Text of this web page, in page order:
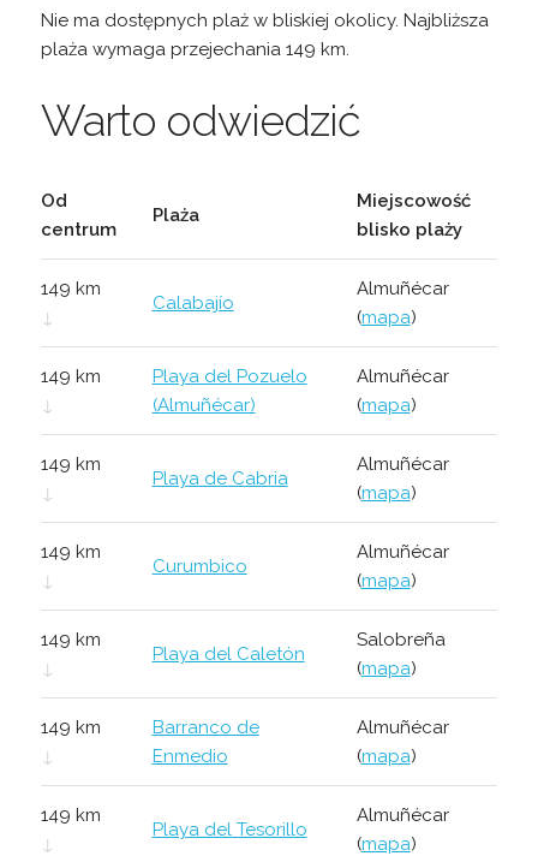
Nie ma dostępnych plaż w bliskiej okolicy. Najbliższa
plaża wymaga przejechania 149 km.
Warto odwiedzić
Od
centrum
Plaża
Miejscowość
blisko plaży
149 km
↓
Calabajío
Almuñécar
(mapa)
149 km
↓
Playa del Pozuelo
(Almuñécar)
Almuñécar
(mapa)
149 km
↓
Playa de Cabria
Almuñécar
(mapa)
149 km
↓
Curumbico
Almuñécar
(mapa)
149 km
↓
Playa del Caletón
Salobreña
(mapa)
149 km
↓
Barranco de
Enmedio
Almuñécar
(mapa)
149 km
↓
Playa del Tesorillo
Almuñécar
(mapa)